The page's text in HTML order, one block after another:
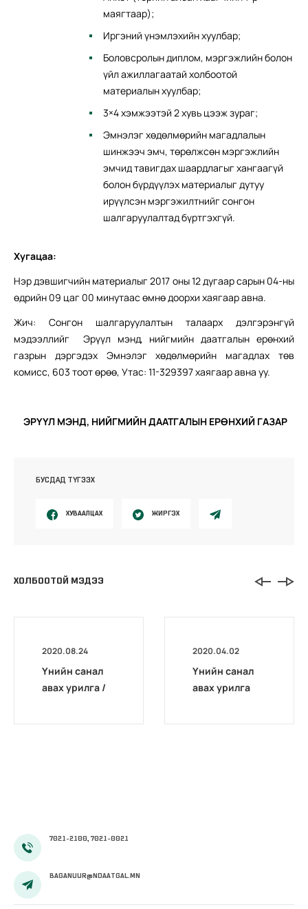
маягтаар);
Иргэний үнэмлэхийн хуулбар;
Боловсролын диплом, мэргэжлийн болон
үйл ажиллагаатай холбоотой
материалын хуулбар;
3×4 хэмжээтэй 2 хувь цээж зураг;
Эмнэлэг хөдөлмөрийн магадлалын
шинжээч эмч, төрөлжсөн мэргэжлийн
эмчид тавигдах шаардлагыг хангаагүй
болон бүрдүүлэх материалыг дутуу
ирүүлсэн мэргэжилтнийг сонгон
шалгаруулалтад бүртгэхгүй.
Хугацаа:
Нэр дэвшигчийн материалыг 2017 оны 12 дугаар сарын 04-ны
өдрийн 09 цаг 00 минутаас өмнө доорхи хаягаар авна.
Жич: Сонгон шалгаруулалтын талаарх дэлгэрэнгүй
мэдээллийг Эрүүл мэнд, нийгмийн даатгалын ерөнхий
газрын дэргэдэх Эмнэлэг хөдөлмөрийн магадлах төв
комисс, 603 тоот өрөө, Утас: 11-329397 хаягаар авна уу.
ЭРҮҮЛ МЭНД, НИЙГМИЙН ДААТГАЛЫН ЕРӨНХИЙ ГАЗАР
БУСДАД ТҮГЭЭХ
ХУВААЛЦАХ ЖИРГЭХ
ХОЛБООТОЙ МЭДЭЭ
2020.08.24
Үнийн санал
авах урилга /
2020.04.02
Үнийн санал
авах урилга
7021-2100, 7021-0021
BAGANUUR@NDAATGAL.MN